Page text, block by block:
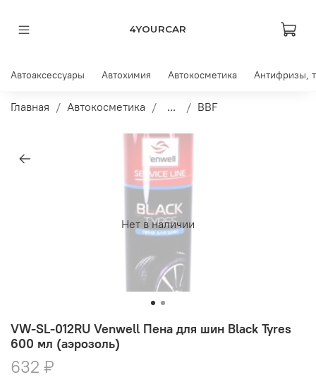
4YOURCAR
Автоаксессуары Автохимия Автокосметика Антифризы,
Главная Автокосметика ... BBF
Нет в наличии
VW-SL-012RU Venwell Пена для шин Black Tyres
600 мл (аэрозоль)
632 ₽